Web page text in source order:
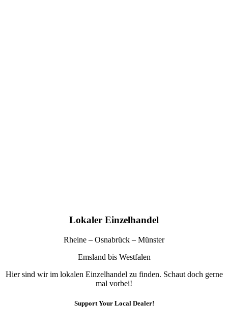
Lokaler Einzelhandel
Rheine – Osnabrück – Münster
Emsland bis Westfalen
Hier sind wir im lokalen Einzelhandel zu finden. Schaut doch gerne
mal vorbei!
Support Your Local Dealer!